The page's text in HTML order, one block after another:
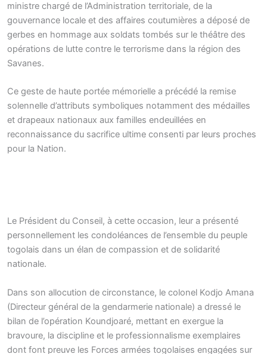
ministre chargé de l’Administration territoriale, de la
gouvernance locale et des affaires coutumières a déposé de
gerbes en hommage aux soldats tombés sur le théâtre des
opérations de lutte contre le terrorisme dans la région des
Savanes.
Ce geste de haute portée mémorielle a précédé la remise
solennelle d’attributs symboliques notamment des médailles
et drapeaux nationaux aux familles endeuillées en
reconnaissance du sacrifice ultime consenti par leurs proches
pour la Nation.
Le Président du Conseil, à cette occasion, leur a présenté
personnellement les condoléances de l’ensemble du peuple
togolais dans un élan de compassion et de solidarité
nationale.
Dans son allocution de circonstance, le colonel Kodjo Amana
(Directeur général de la gendarmerie nationale) a dressé le
bilan de l’opération Koundjoaré, mettant en exergue la
bravoure, la discipline et le professionnalisme exemplaires
dont font preuve les Forces armées togolaises engagées sur